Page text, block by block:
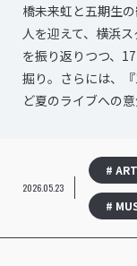
橋未来虹と五期生
人を迎えて、横浜
を振り返りつつ、
掘り。さらには、
ど夏のライブへの
2026.05.23
#
#